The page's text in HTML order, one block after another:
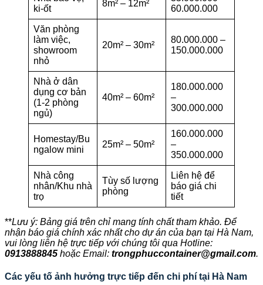
ki-ốt
8m² – 12m²
60.000.000
Văn phòng
làm việc,
showroom
nhỏ
20m² – 30m²
80.000.000 –
150.000.000
Nhà ở dân
dụng cơ bản
(1-2 phòng
ngủ)
40m² – 60m²
180.000.000
–
300.000.000
Homestay/Bu
ngalow mini
25m² – 50m²
160.000.000
–
350.000.000
Nhà công
nhân/Khu nhà
trọ
Tùy số lượng
phòng
Liên hệ để
báo giá chi
tiết
**Lưu ý: Bảng giá trên chỉ mang tính chất tham khảo. Để
nhận báo giá chính xác nhất cho dự án của bạn tại Hà Nam,
vui lòng liên hệ trực tiếp với chúng tôi qua Hotline:
0913888845 hoặc Email: trongphuccontainer@gmail.com.
Các yếu tố ảnh hưởng trực tiếp đến chi phí tại Hà Nam